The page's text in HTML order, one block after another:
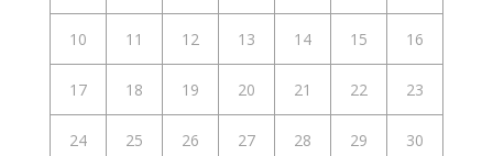
10 11 12 13 14 15 16
17 18 19 20 21 22 23
24 25 26 27 28 29 30